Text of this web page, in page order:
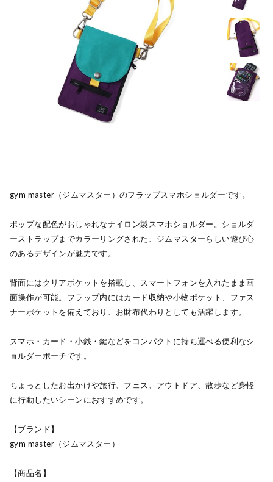
gym master（ジムマスター）のフラップスマホショルダーです。
ポップな配色がおしゃれなナイロン製スマホショルダー。ショルダ
ーストラップまでカラーリングされた、ジムマスターらしい遊び心
のあるデザインが魅力です。
背面にはクリアポケットを搭載し、スマートフォンを入れたまま画
面操作が可能。フラップ内にはカード収納や小物ポケット、ファス
ナーポケットを備えており、お財布代わりとしても活躍します。
スマホ・カード・小銭・鍵などをコンパクトに持ち運べる便利なシ
ョルダーポーチです。
ちょっとしたお出かけや旅行、フェス、アウトドア、散歩など身軽
に行動したいシーンにおすすめです。
【ブランド】
gym master（ジムマスター）
【商品名】